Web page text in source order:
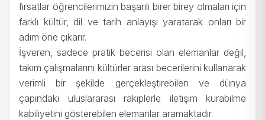
fırsatlar öğrencilerimizin başarılı birer birey olmaları için
farklı kültür, dil ve tarih anlayışı yaratarak onları bir
adım öne çıkarır.
İşveren, sadece pratik becerisi olan elemanlar değil,
takım çalışmalarını kültürler arası becerilerini kullanarak
verimli bir şekilde gerçekleştirebilen ve dünya
çapındaki uluslararası rakiplerle iletişim kurabilme
kabiliyetini gösterebilen elemanlar aramaktadır.